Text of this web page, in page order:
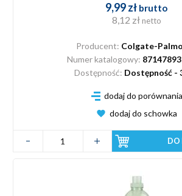
9,99 zł brutto
8,12 zł netto
Producent: Colgate-
Numer katalogowy:
Dostępność: Dostępność -
dodaj do porównania
dodaj do schowka
DO